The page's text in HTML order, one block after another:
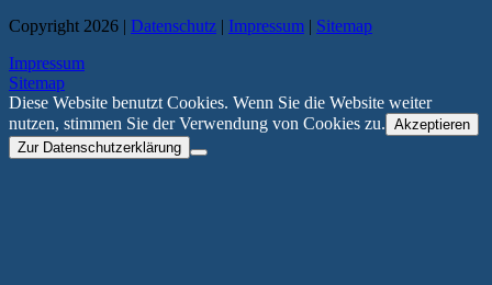
Copyright 2026 | Datenschutz | Impressum | Sitemap
Impressum
Sitemap
Diese Website benutzt Cookies. Wenn Sie die Website weiter
nutzen, stimmen Sie der Verwendung von Cookies zu. Akzeptieren
Zur Datenschutzerklärung